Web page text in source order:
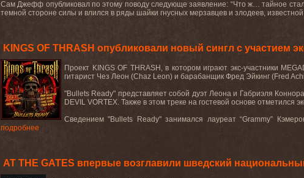
Сам Джефф опубликовал по этому поводу следующе заявление: “Что ж… тайное
темной стороне силы и влился в ряды шайки гнусных мерзавцев и злодеев, известной
KINGS OF THRASH опубликовали новый сингл с участием
Проект KINGS OF THRASH, в котором играют экс-участники
гитарист Чез Леон (Chaz Leon) и барабанщик Фред Эйкинг (Fred
"Bullets Ready" представляет собой дуэт Леона и Габриэля
DEVIL VORTEX. Также в этом треке на гостевой основе отметился
Сведением "Bullets Ready" занимался лауреат “Grammy”
подробнее
AT THE GATES впервые возглавили шведский